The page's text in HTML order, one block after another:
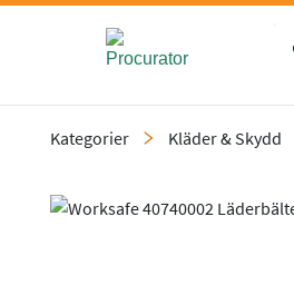
Kategorier Kläder & Skydd
Slide 1 of 1